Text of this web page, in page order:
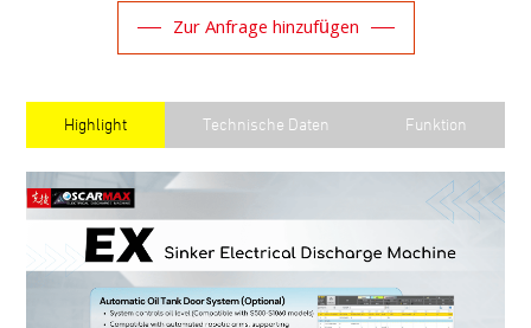
Zur Anfrage hinzufügen
Highlight Technische Daten Funktion